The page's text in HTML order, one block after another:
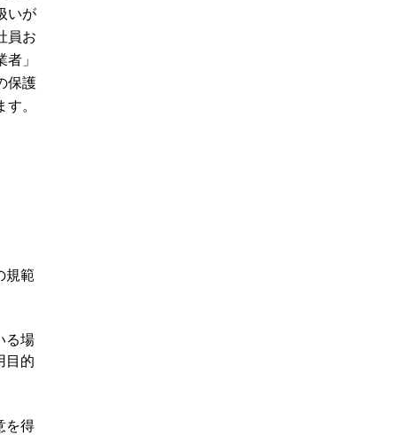
いが
員お
」
保護
。
規範
る場
目的
を得